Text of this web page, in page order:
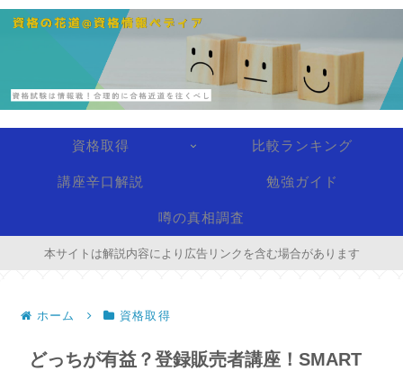
資格取得 比較ランキング
講座辛口解説 勉強ガイド
噂の真相調査
本サイトは解説内容により広告リンクを含む場合があります
ホーム 資格取得
どっちが有益？登録販売者講座！SMART